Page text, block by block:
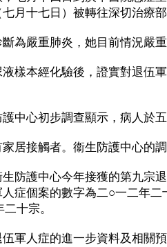
月十七日）被轉往深切治療
嚴重肺炎，她目前情況嚴
本經化驗後，證實對退伍軍
心初步調查顯示，病人於五
接觸者。衞生防護中心的調
護中心今年接獲的第九宗退
症個案的數字為二○一二年
十宗。
人症的進一步資料及相關預